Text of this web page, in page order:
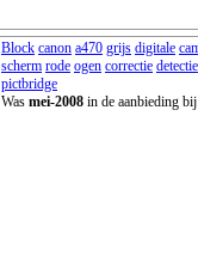
Block canon a470 grijs digitale
scherm rode ogen correctie detectie
pictbridge
Was mei-2008 in de aanbieding bij